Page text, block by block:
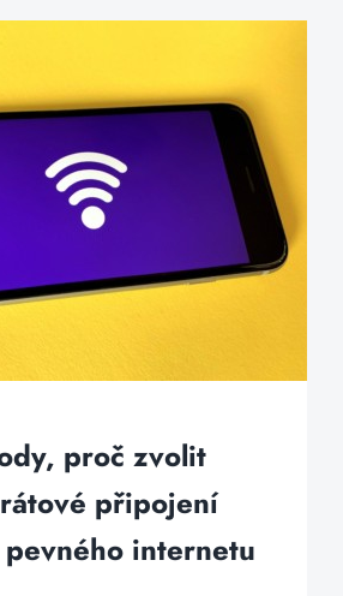
proč zvolit
připojení
internetu